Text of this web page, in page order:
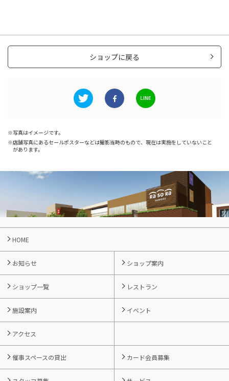
ショップに戻る
写真はイメージです。
店舗写真にあるセールポスターなどは撮影当時のもので、現在は実施をしていないこと
があります。
HOME
お知らせ ショップ案内
ショップ一覧 レストラン
施設案内 イベント
アクセス
催事スペースの貸出 カード会員募集